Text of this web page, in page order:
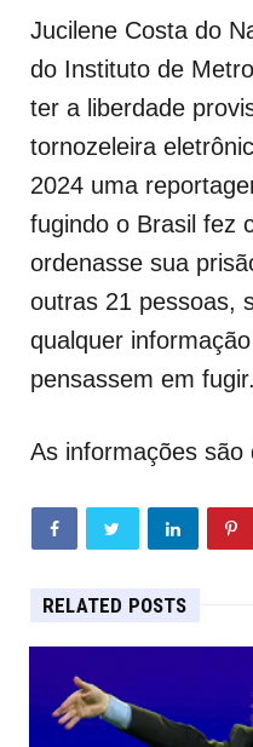
Jucilene Costa do
do Instituto de
ter a liberdade
tornozeleira
2024 uma
fugindo o Brasil fez
ordenasse sua
outras 21 pessoas,
qualquer
pensassem em fugir.
As informações são
RELATED POSTS